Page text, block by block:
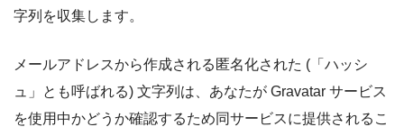
字列を収集します。
メールアドレスから作成される匿名化された (「ハッシ
ュ」とも呼ばれる) 文字列は、あなたが Gravatar サービス
を使用中かどうか確認するため同サービスに提供されるこ